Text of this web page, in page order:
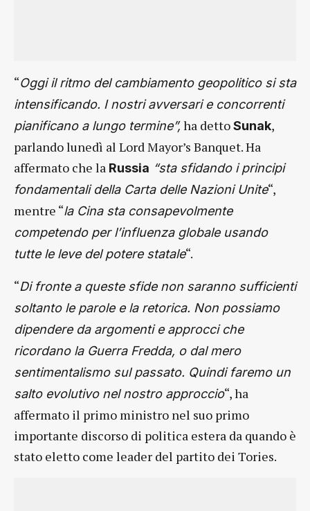
“Oggi il ritmo del cambiamento geopolitico si sta
intensificando. I nostri avversari e concorrenti
pianificano a lungo termine”,ha dettoSunak,
parlando lunedì al Lord Mayor’s Banquet. Ha
affermato che la Russia “sta sfidando i principi
fondamentali della Carta delle Nazioni Unite“,
mentre “la Cina sta consapevolmente
competendo per l’influenza globale usando
tutte le leve del potere statale“.
“Di fronte a queste sfide non saranno sufficienti
soltanto le parole e la retorica. Non possiamo
dipendere da argomenti e approcci che
ricordano la Guerra Fredda, o dal mero
sentimentalismo sul passato. Quindi faremo un
salto evolutivo nel nostro approccio“, ha
affermato il primo ministro nel suo primo
importante discorso di politica estera da quando è
stato eletto come leader del partito dei Tories.